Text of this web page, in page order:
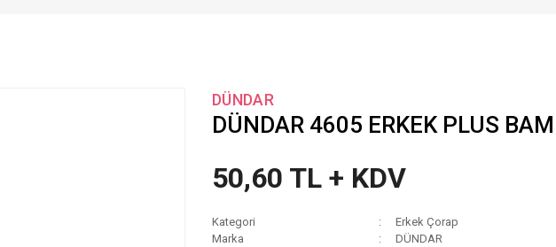
DÜNDAR
DÜNDAR 4605 ERKEK PLUS
50,60 TL + KDV
Kategori
Erkek Çorap
Marka
DÜNDAR